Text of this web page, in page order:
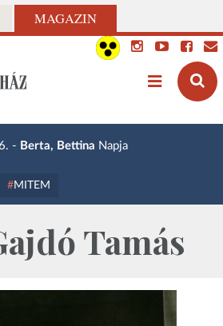
MAGAZIN
- Berta, Bettina Napja
MITEM
Tamás